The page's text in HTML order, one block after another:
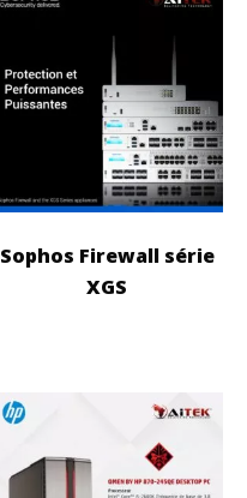
Sophos Firewall série
XGS